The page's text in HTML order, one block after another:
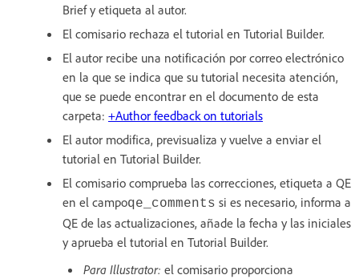
Brief y etiqueta al autor.
El comisario rechaza el tutorial en Tutorial Builder.
El autor recibe una notificación por correo electrónico
en la que se indica que su tutorial necesita atención,
que se puede encontrar en el documento de esta
carpeta: +Author feedback on tutorials
El autor modifica, previsualiza y vuelve a enviar el
tutorial en Tutorial Builder.
El comisario comprueba las correcciones, etiqueta a QE
en el campoqe_comments si es necesario, informa a
QE de las actualizaciones, añade la fecha y las iniciales
y aprueba el tutorial en Tutorial Builder.
Para Illustrator: el comisario proporciona